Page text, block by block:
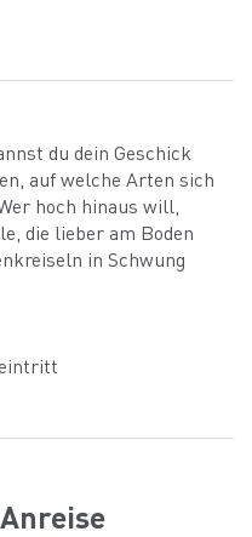
du dein Geschick
auf welche Arten sich
hoch hinaus will,
die lieber am Boden
in Schwung